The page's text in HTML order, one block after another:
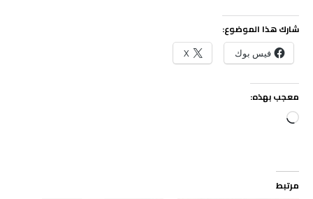
شارك هذا الموضوع:
فيس بوك X
معجب بهذه:
جاري
مرتبط